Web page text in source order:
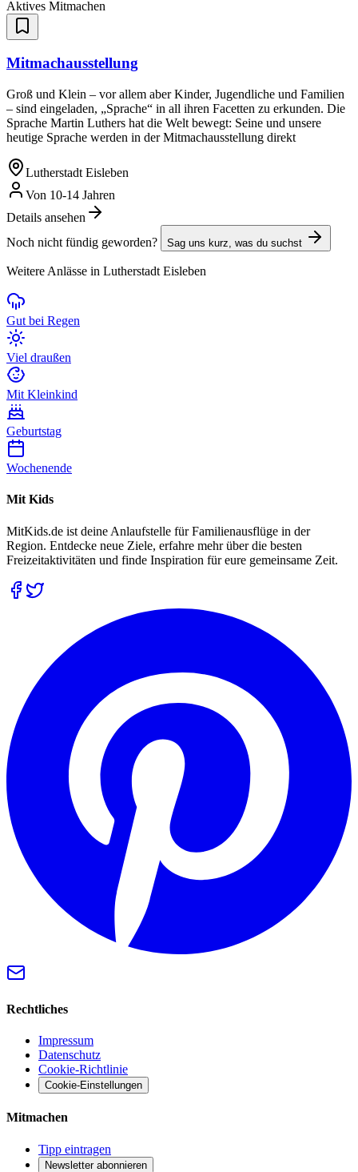
Aktives Mitmachen
Mitmachausstellung
Groß und Klein – vor allem aber Kinder, Jugendliche und Familien
– sind eingeladen, „Sprache“ in all ihren Facetten zu erkunden. Die
Sprache Martin Luthers hat die Welt bewegt: Seine und unsere
heutige Sprache werden in der Mitmachausstellung direkt
Lutherstadt Eisleben
Von 10-14 Jahren
Details ansehen
Noch nicht fündig geworden?
Sag uns kurz, was du suchst
Weitere Anlässe in Lutherstadt Eisleben
Gut bei Regen
Viel draußen
Mit Kleinkind
Geburtstag
Wochenende
Mit Kids
MitKids.de ist deine Anlaufstelle für Familienausflüge in der
Region. Entdecke neue Ziele, erfahre mehr über die besten
Freizeitaktivitäten und finde Inspiration für eure gemeinsame Zeit.
Rechtliches
Impressum
Datenschutz
Cookie-Richtlinie
Cookie-Einstellungen
Mitmachen
Tipp eintragen
Newsletter abonnieren